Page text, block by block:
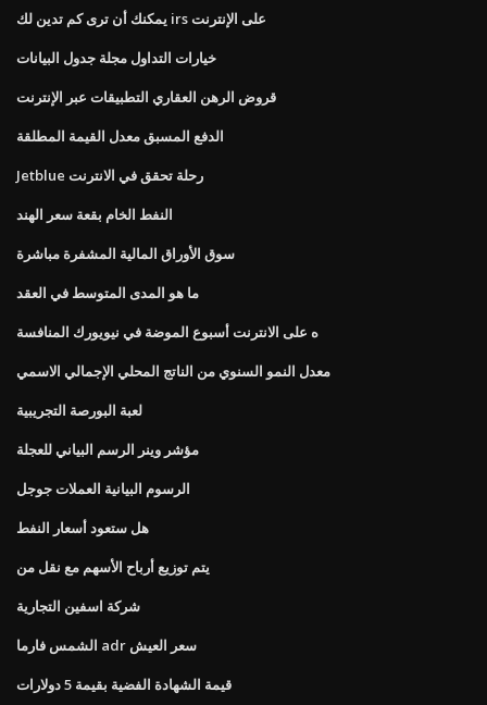
يمكنك أن ترى كم تدين لك irs على الإنترنت
خيارات التداول مجلة جدول البيانات
قروض الرهن العقاري التطبيقات عبر الإنترنت
الدفع المسبق معدل القيمة المطلقة
Jetblue رحلة تحقق في الانترنت
النفط الخام بقعة سعر الهند
سوق الأوراق المالية المشفرة مباشرة
ما هو المدى المتوسط ​​في العقد
ه على الانترنت أسبوع الموضة في نيويورك المنافسة
معدل النمو السنوي من الناتج المحلي الإجمالي الاسمي
لعبة البورصة التجريبية
مؤشر وينر الرسم البياني للعجلة
الرسوم البيانية العملات جوجل
هل ستعود أسعار النفط
يتم توزيع أرباح الأسهم مع نقل من
شركة اسفين التجارية
الشمس فارما adr سعر العيش
قيمة الشهادة الفضية بقيمة 5 دولارات